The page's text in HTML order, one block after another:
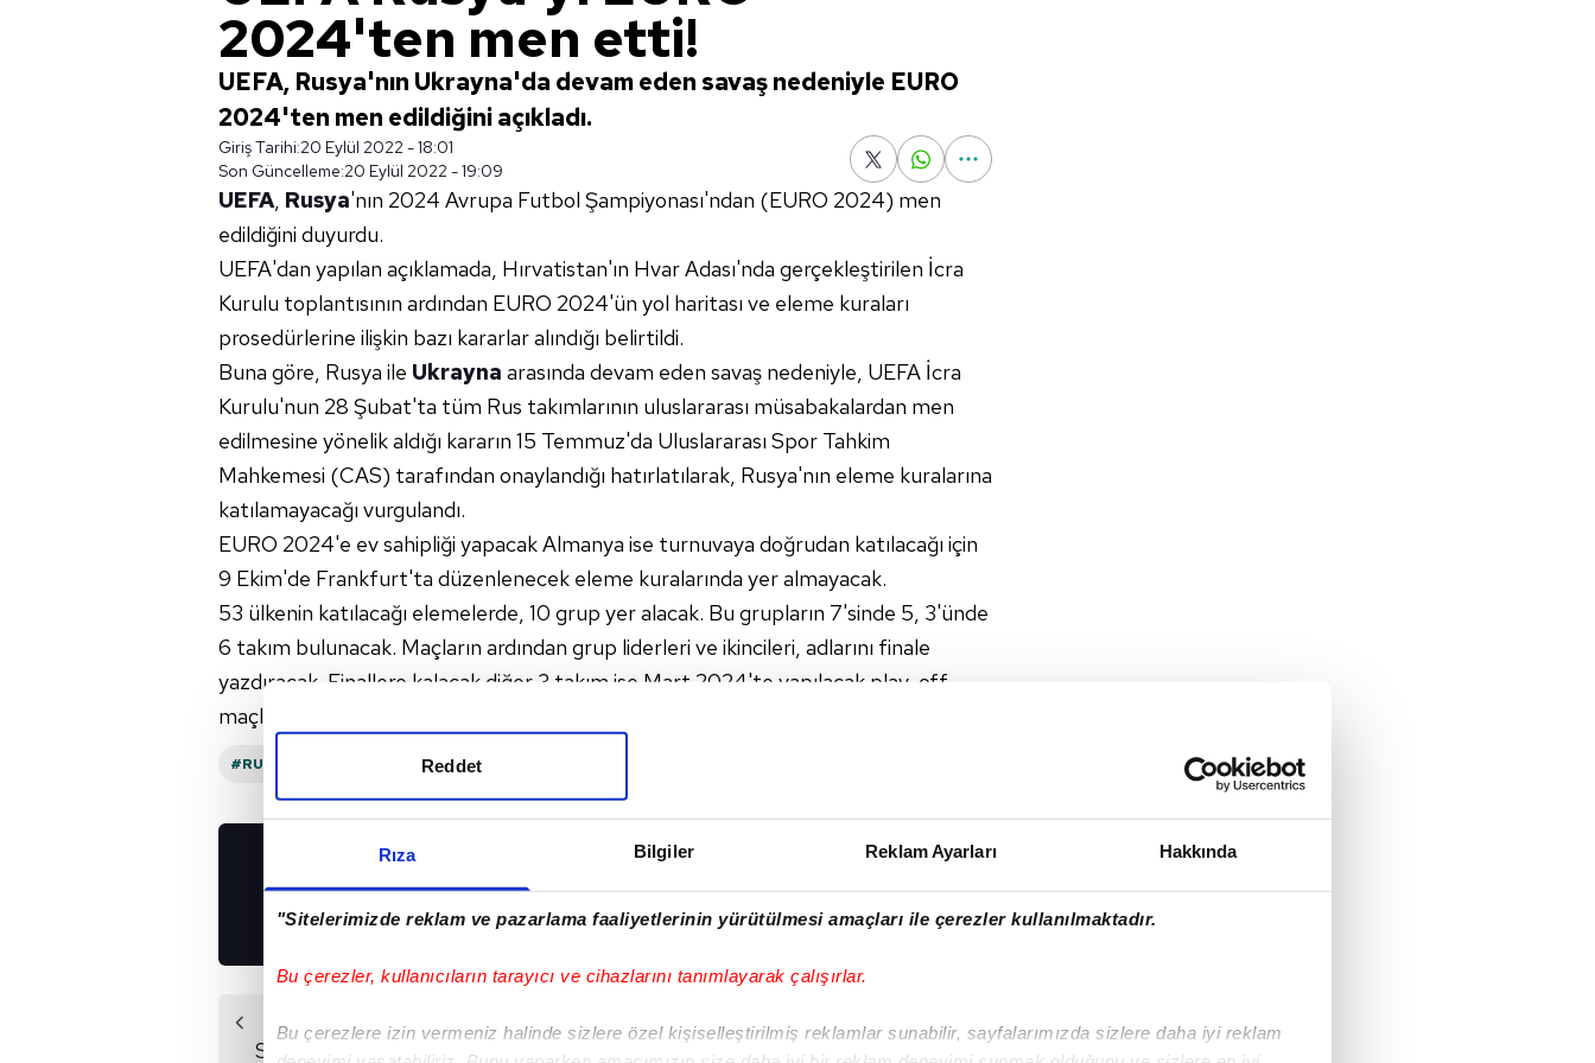
Rıza Bilgiler Reklam Ayarları Hakkında
"Sitelerimizde reklam ve pazarlama faaliyetlerinin yürütülmesi amaçları ile çerezler kullanılmaktadır.
Bu çerezler, kullanıcıların tarayıcı ve cihazlarını tanımlayarak çalışırlar.
Bu çerezlere izin vermeniz halinde sizlere özel kişiselleştirilmiş reklamlar sunabilir, sayfalarımızda sizlere daha iyi reklam
Reddet
2024'ten men etti!
UEFA, Rusya'nın Ukrayna'da devam eden savaş nedeniyle EURO
2024'ten men edildiğini açıkladı.
Giriş Tarihi:20 Eylül 2022 - 18:01
Son Güncelleme:20 Eylül 2022 - 19:09
UEFA, Rusya'nın 2024 Avrupa Futbol Şampiyonası'ndan (EURO 2024) men
edildiğini duyurdu.
UEFA'dan yapılan açıklamada, Hırvatistan'ın Hvar Adası'nda gerçekleştirilen İcra
Kurulu toplantısının ardından EURO 2024'ün yol haritası ve eleme kuraları
prosedürlerine ilişkin bazı kararlar alındığı belirtildi.
Buna göre, Rusya ile Ukrayna arasında devam eden savaş nedeniyle, UEFA İcra
Kurulu'nun 28 Şubat'ta tüm Rus takımlarının uluslararası müsabakalardan men
edilmesine yönelik aldığı kararın 15 Temmuz'da Uluslararası Spor Tahkim
Mahkemesi (CAS) tarafından onaylandığı hatırlatılarak, Rusya'nın eleme kuralarına
katılamayacağı vurgulandı.
EURO 2024'e ev sahipliği yapacak Almanya ise turnuvaya doğrudan katılacağı için
9 Ekim'de Frankfurt'ta düzenlenecek eleme kuralarında yer almayacak.
53 ülkenin katılacağı elemelerde, 10 grup yer alacak. Bu grupların 7'sinde 5, 3'ünde
6 takım bulunacak. Maçların ardından grup liderleri ve ikincileri, adlarını finale
yazdıracak. Finallere kalacak diğer 3 takım ise Mart 2024'te yapılacak play-off
maçlarının ardından belirlenecek.
#RUSYA #UKRAYNA
UYGULAMALARIMIZI
Önceki Haber
Spezia - Sampdoria
Sonraki Haber
Athletic Bilbao - Real